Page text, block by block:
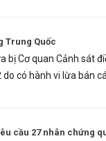
Trung Quốc
bị Cơ quan Cảnh sát
có hành vi lừa bán
cầu 27 nhân chứng